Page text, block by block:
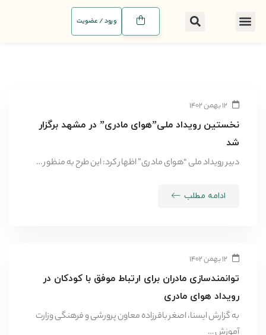
ورود / عضویت
۱۲ بهمن ۱۴۰۲
نخستین رویداد ملی”هوای مادری” در مشهد برگزار
شد
دبیر رویداد ملی “هوای مادری” اظهار کرد: این طرح به منظور …
ادامه مطلب
۱۲ بهمن ۱۴۰۲
توانمندسازی مادران برای ارتباط موفق با کودکان در
رویداد هوای مادری
به گزارش ایسنا، اصغر باقرزاده معاون پرورشی و فرهنگی وزارت